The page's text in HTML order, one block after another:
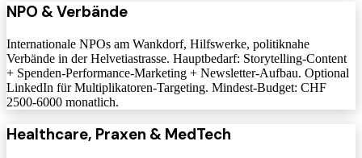
NPO & Verbände
Internationale NPOs am Wankdorf, Hilfswerke, politiknahe
Verbände in der Helvetiastrasse. Hauptbedarf: Storytelling-Content
+ Spenden-Performance-Marketing + Newsletter-Aufbau. Optional
LinkedIn für Multiplikatoren-Targeting. Mindest-Budget: CHF
2500-6000 monatlich.
Healthcare, Praxen & MedTech